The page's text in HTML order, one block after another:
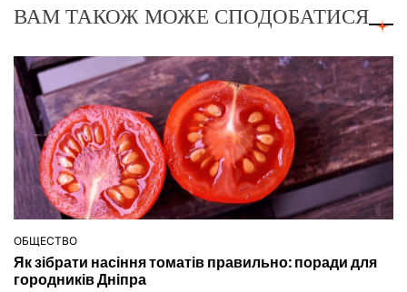
ВАМ ТАКОЖ МОЖЕ СПОДОБАТИСЯ
ОПУБЛІКУВАТИ
У
ОБЩЕСТВО
Як зібрати насіння томатів правильно: поради для
городників Дніпра